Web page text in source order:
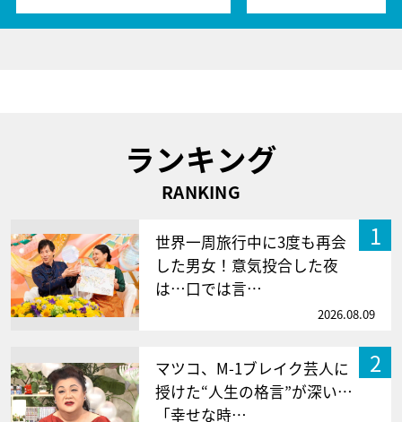
ランキング
RANKING
1
世界一周旅行中に3度も再会
した男女！意気投合した夜
は…口では言…
2026.08.09
2
マツコ、M-1ブレイク芸人に
授けた“人生の格言”が深い…
「幸せな時…